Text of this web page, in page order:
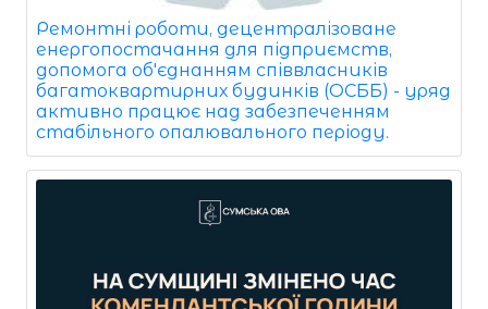
Ремонтні роботи, децентралізоване
енергопостачання для підприємств,
допомога об'єднанням співвласників
багатоквартирних будинків (ОСББ) - уряд
активно працює над забезпеченням
стабільного опалювального періоду.